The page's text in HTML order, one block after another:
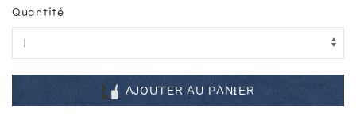
Quantité
AJOUTER AU PANIER